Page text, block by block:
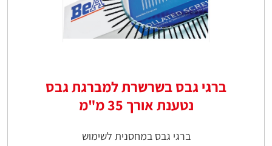
ברגי גבס בשרשרת למברגת גבס
נטענת אורך 35 מ"מ
ברגי גבס במחסנית לשימוש